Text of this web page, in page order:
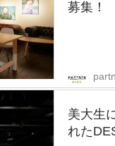
募集！
美大生
れた